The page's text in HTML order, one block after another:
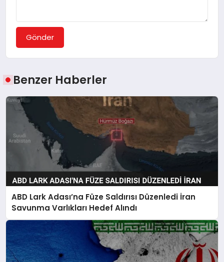
Gönder
Benzer Haberler
ABD Lark Adası’na Füze Saldırısı Düzenledi İran
Savunma Varlıkları Hedef Alındı